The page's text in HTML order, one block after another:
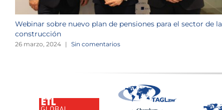
Webinar sobre nuevo plan de pensiones para el sector de la
construcción
26 marzo, 2024 | Sin comentarios